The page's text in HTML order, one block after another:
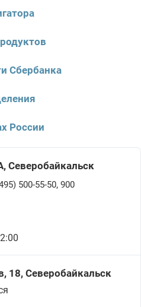
Сбербанкa
России
Северобайкальск
500-55-50, 900
18, Северобайкальск